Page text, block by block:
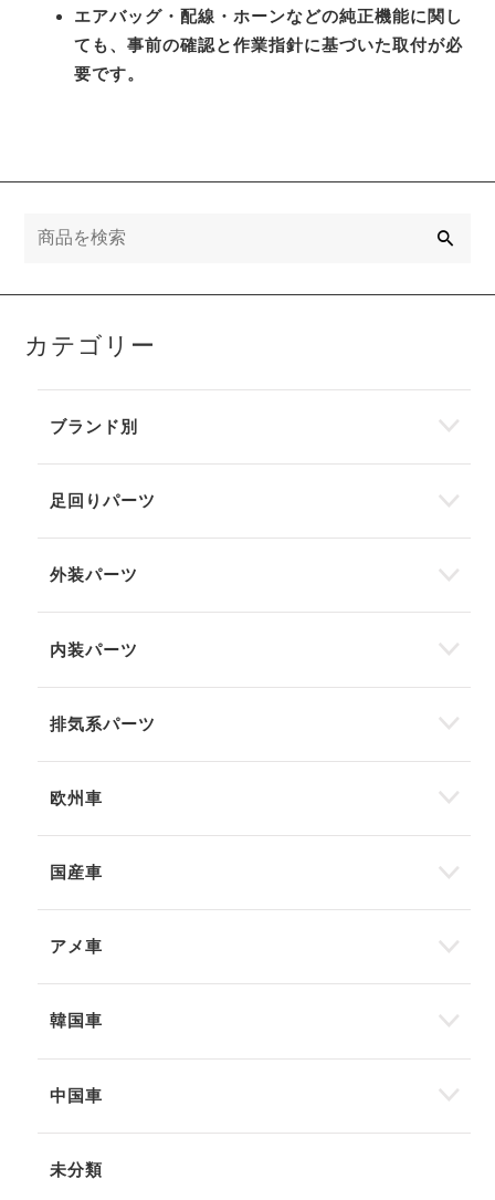
エアバッグ・配線・ホーンなどの純正機能に関し
ても、事前の確認と作業指針に基づいた取付が必
要です。
カテゴリー
ブランド別
足回りパーツ
外装パーツ
内装パーツ
排気系パーツ
欧州車
国産車
アメ車
韓国車
中国車
未分類